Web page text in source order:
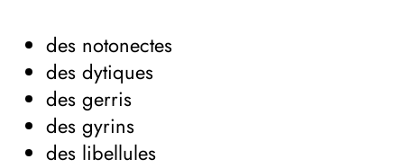
des notonectes
des dytiques
des gerris
des gyrins
des libellules